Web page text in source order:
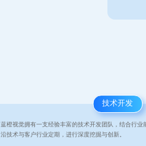
技术开发
蓝橙视觉拥有一支经验丰富的技术开发团队，结合行业
沿技术与客户行业定期，进行深度挖掘与创新。